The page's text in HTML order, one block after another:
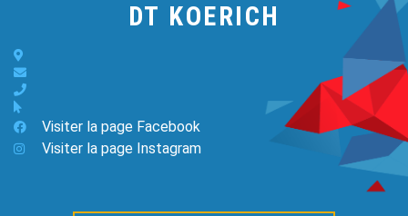
DT KOERICH
Visiter la page Facebook
Visiter la page Instagram